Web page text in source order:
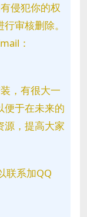
侵犯你的权
审核删除。
：
，有很大一
便于在未来的
源，提高大家
联系加QQ